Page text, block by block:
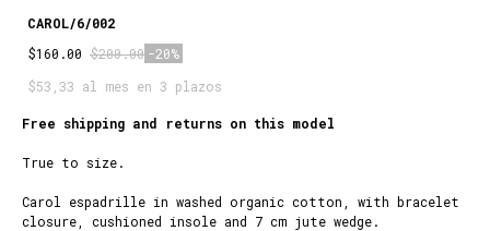
CAROL/6/002
$160.00 $200.00 -20%
$53,33 al mes en 3 plazos
Free shipping and returns on this model
True to size.
Carol espadrille in washed organic cotton, with bracelet
closure, cushioned insole and 7 cm jute wedge.